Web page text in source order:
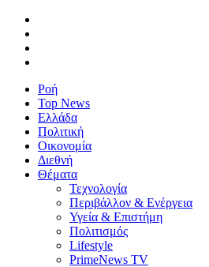
Ροή
Top News
Ελλάδα
Πολιτική
Οικονομία
Διεθνή
Θέματα
Τεχνολογία
Περιβάλλον & Ενέργεια
Υγεία & Επιστήμη
Πολιτισμός
Lifestyle
PrimeNews TV